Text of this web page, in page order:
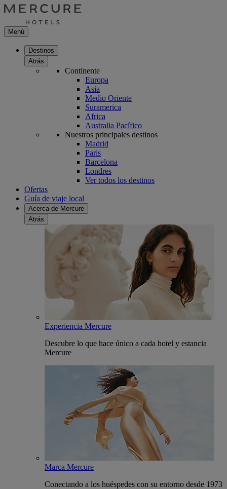
Menú
Destinos
Atrás
Continente
Europa
Asia
Medio Oriente
Suramerica
Africa
Australia Pacífico
Nuestros principales destinos
Madrid
Paris
Barcelona
Londres
Ver todos los destinos
Ofertas
Guía de viaje local
Acerca de Mercure
Atrás
Experiencia Mercure
Descubre lo que hace único a cada hotel y estancia
Mercure
Marca Mercure
Conectando a los huéspedes con su entorno desde 1973